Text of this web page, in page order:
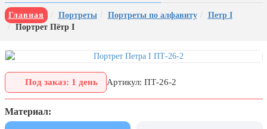
12 августа, День ВВС
22 августа, День Государственного
День шахтера (последнее
воскресенье августа)
1 сентября, День знаний
3 сентября, День солидарности в
борьбе с терроризмом
Главная Портреты Портреты по алфавиту
Петр I
Портрет Пётр I
Под заказ: 1 день Артикул: ПТ-26-2
Материал: